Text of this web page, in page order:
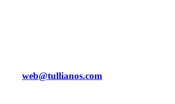
web@tullianos.com